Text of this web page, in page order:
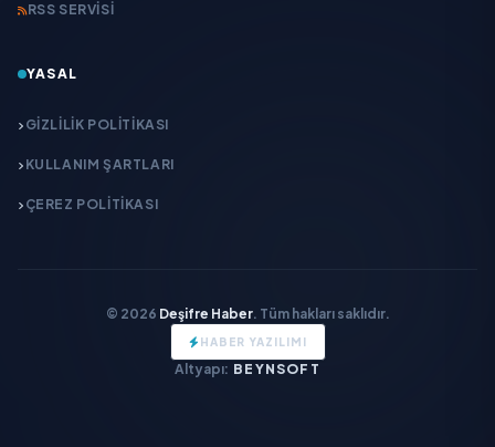
RSS SERVISI
YASAL
GIZLILIK POLITIKASI
KULLANIM ŞARTLARI
ÇEREZ POLITIKASI
© 2026 Deşifre Haber. Tüm hakları saklıdır.
HABER YAZILIMI
Altyapı: BEYNSOFT